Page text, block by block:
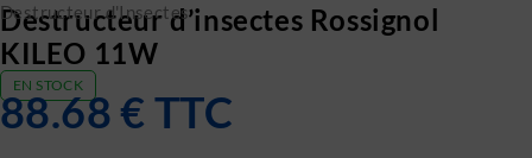
Destructeur d'Insectes
Destructeur d’insectes Rossignol
KILEO 11W
EN STOCK
88.68€ TTC